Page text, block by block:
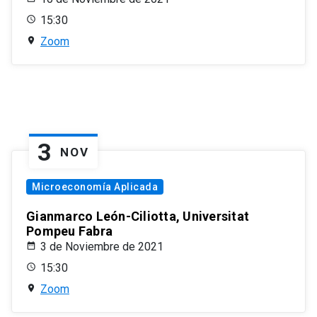
15:30
Zoom
3 NOV
Microeconomía Aplicada
Gianmarco León-Ciliotta, Universitat
Pompeu Fabra
3 de Noviembre de 2021
15:30
Zoom